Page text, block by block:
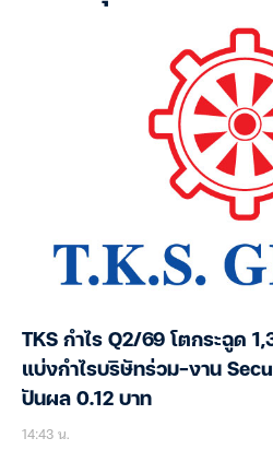
TKS กำไร Q2/69 โตกระฉูด 1,311% รับอานิสงส์ส่วน
แบ่งกำไรบริษัทร่วม-งาน
ปันผล 0.12 บาท
14:43 น.